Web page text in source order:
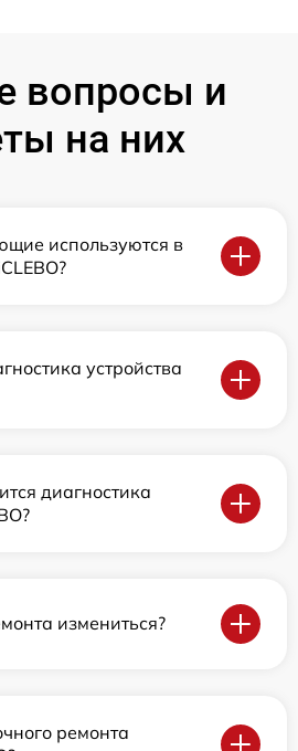
вопросы и
на них
используются в
устройства
диагностика
измениться?
ремонта